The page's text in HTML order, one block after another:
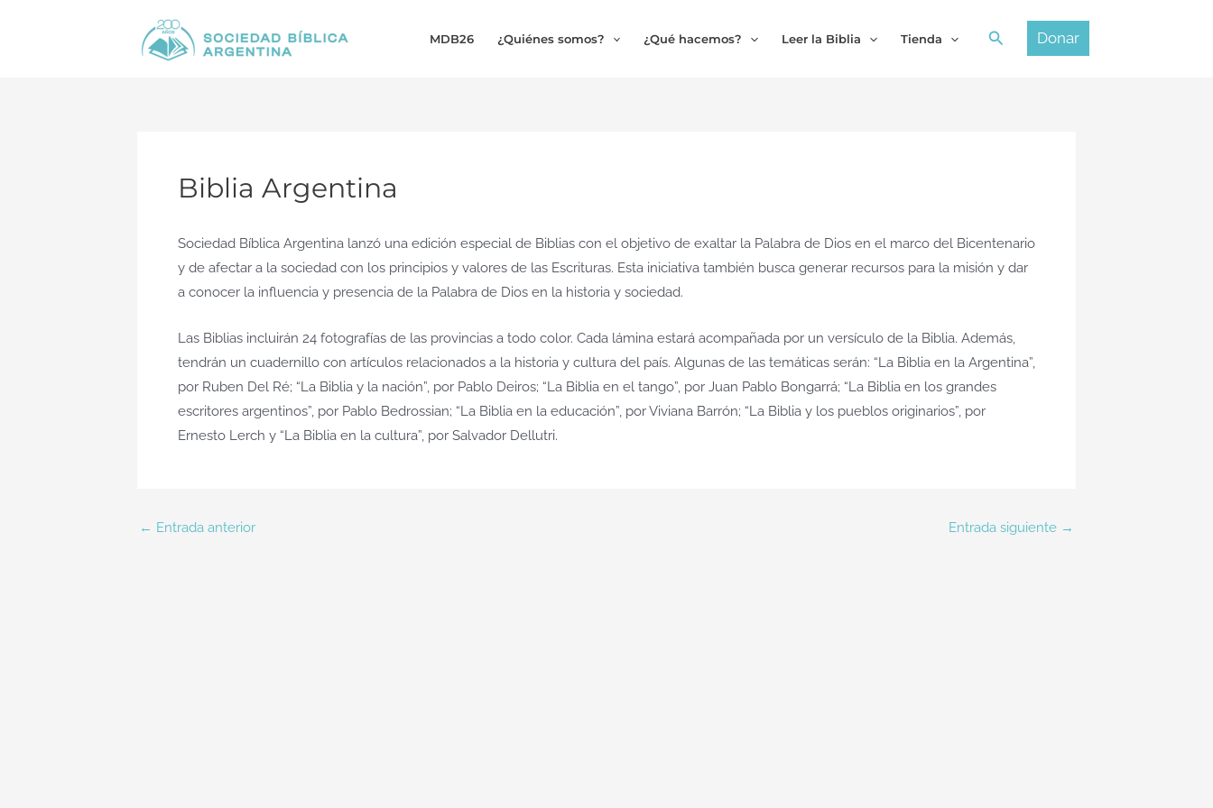
MDB26 ¿Quiénes somos? ¿Qué hacemos? Leer la Biblia Tienda BuscarDonar
Biblia Argentina
Sociedad Bíblica Argentina lanzó una edición especial de Biblias con el objetivo de exaltar la Palabra de Dios en el marco del Bicentenario
y de afectar a la sociedad con los principios y valores de las Escrituras. Esta iniciativa también busca generar recursos para la misión y dar
a conocer la influencia y presencia de la Palabra de Dios en la historia y sociedad.
Las Biblias incluirán 24 fotografías de las provincias a todo color. Cada lámina estará acompañada por un versículo de la Biblia. Además,
tendrán un cuadernillo con artículos relacionados a la historia y cultura del país. Algunas de las temáticas serán: “La Biblia en la Argentina”,
por Ruben Del Ré; “La Biblia y la nación”, por Pablo Deiros; “La Biblia en el tango”, por Juan Pablo Bongarrá; “La Biblia en los grandes
escritores argentinos”, por Pablo Bedrossian; “La Biblia en la educación”, por Viviana Barrón; “La Biblia y los pueblos originarios”, por
Ernesto Lerch y “La Biblia en la cultura”, por Salvador Dellutri.
← Entrada anterior Entrada siguiente →